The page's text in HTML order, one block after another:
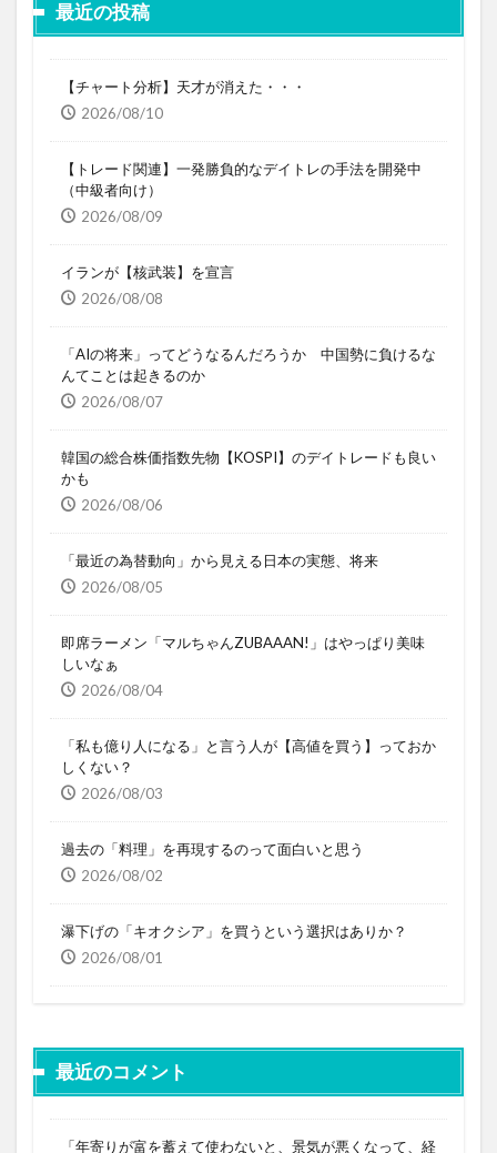
最近の投稿
【チャート分析】天才が消えた・・・
2026/08/10
【トレード関連】一発勝負的なデイトレの手法を開発中
（中級者向け）
2026/08/09
イランが【核武装】を宣言
2026/08/08
「AIの将来」ってどうなるんだろうか 中国勢に負けるな
んてことは起きるのか
2026/08/07
韓国の総合株価指数先物【KOSPI】のデイトレードも良い
かも
2026/08/06
「最近の為替動向」から見える日本の実態、将来
2026/08/05
即席ラーメン「マルちゃんZUBAAAN!」はやっぱり美味
しいなぁ
2026/08/04
「私も億り人になる」と言う人が【高値を買う】っておか
しくない？
2026/08/03
過去の「料理」を再現するのって面白いと思う
2026/08/02
瀑下げの「キオクシア」を買うという選択はありか？
2026/08/01
最近のコメント
「年寄りが富を蓄えて使わないと、景気が悪くなって、経